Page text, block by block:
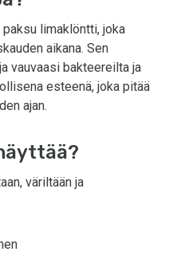
limaklöntti, joka
aikana. Sen
vauvaasi bakteereilta ja
esteenä, joka pitää
ajan.
väriltään ja